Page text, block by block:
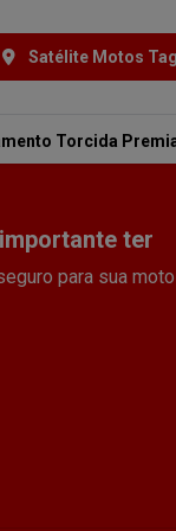
Satélite Motos
Torcida
ter
para sua